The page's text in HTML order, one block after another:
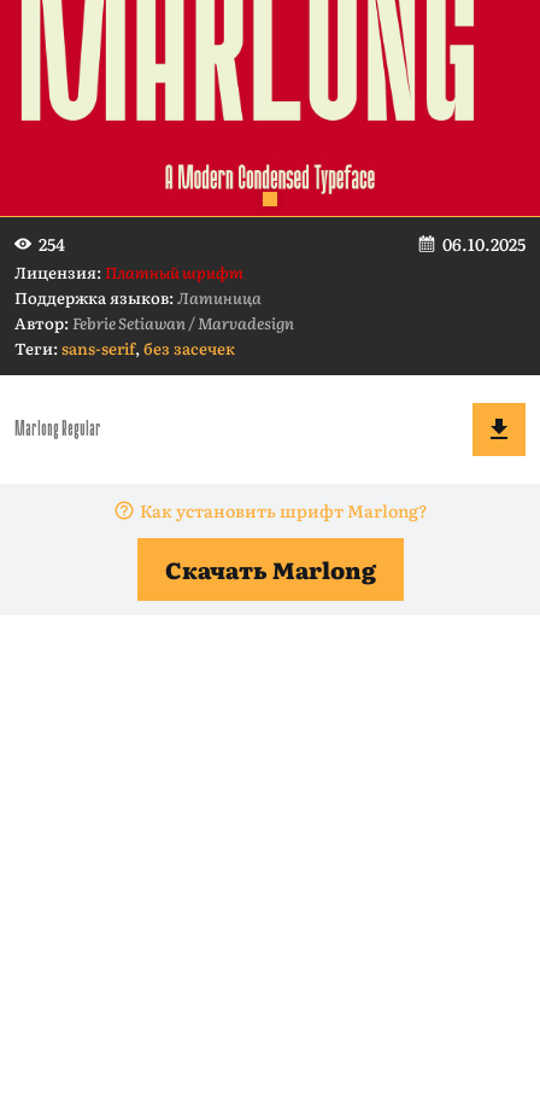
254 06.10.2025
Лицензия: Платный шрифт
Поддержка языков:Латиница
Автор: Febrie Setiawan / Marvadesign
Теги:sans-serif, без засечек
Как установить шрифт Marlong?
Скачать Marlong